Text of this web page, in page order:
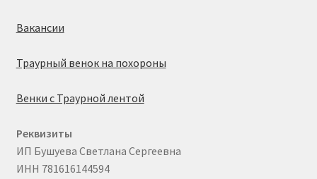
Вакансии
Траурный венок на похороны
Венки с Траурной лентой
Реквизиты
ИП Бушуева Светлана Сергеевна
ИНН 781616144594